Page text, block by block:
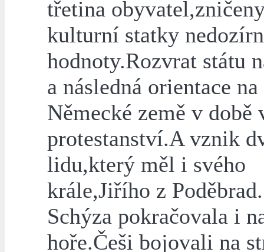
třetina
kulturní statky
hodnoty.Rozvrat státu
a následná orientace na
Německé země v době
protestanství.A vznik
lidu,který měl i svého
krále,Jiřího z Poděbrad.
Schýza pokračovala i
hoře.Češi bojovali na